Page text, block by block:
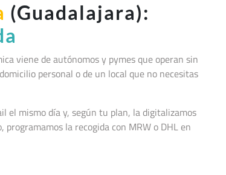
(Guadalajara):
viene de autónomos y pymes que operan sin
personal o de un local que no necesitas
el mismo día y, según tu plan, la digitalizamos
la recogida con MRW o DHL en